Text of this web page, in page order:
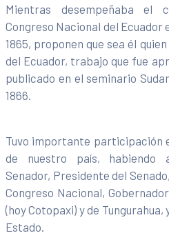
Mientras desempeñaba el
Congreso Nacional del Ecuador
1865, proponen que sea él
del Ecuador, trabajo que fue
publicado en el seminario
1866.
Tuvo importante participación
de nuestro país, habiendo
Senador, Presidente del
Congreso Nacional,
(hoy Cotopaxi) y de
Estado.